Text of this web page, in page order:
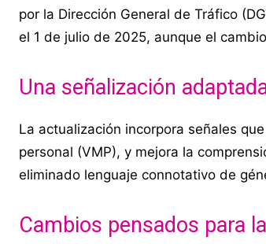
por la Dirección General de Tráfico
el 1 de julio de 2025, aunque el
Una señalización
La actualización incorpora señales
personal (VMP), y mejora la
eliminado lenguaje connotativo de
Cambios pensados para